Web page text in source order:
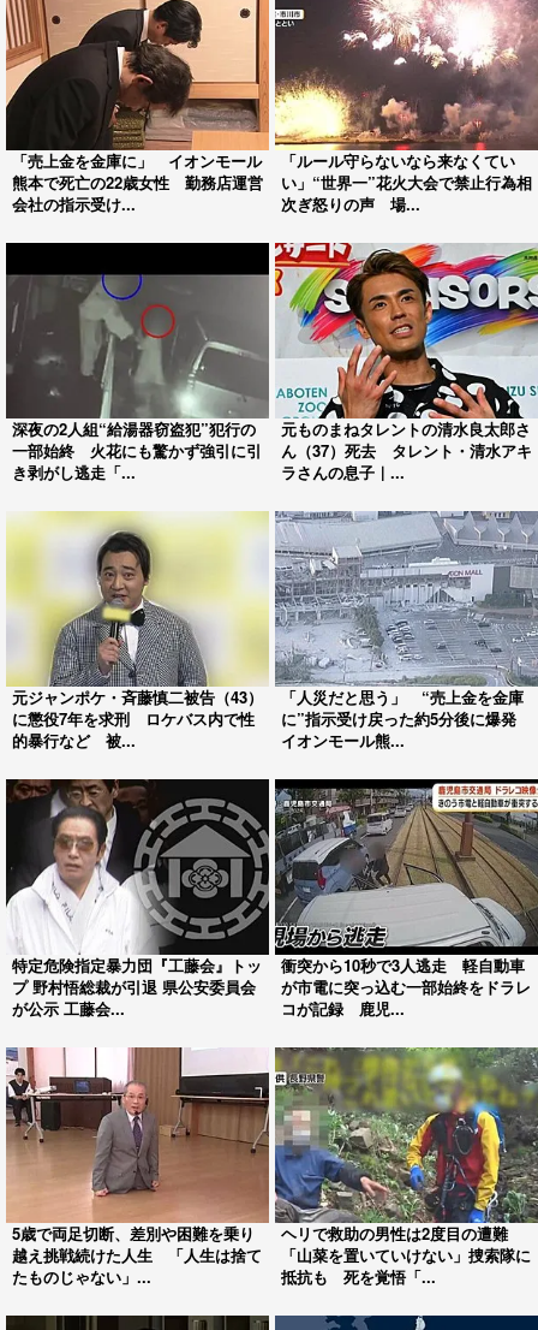
「売上金を金庫に」 イオンモール
熊本で死亡の22歳女性 勤務店運営
会社の指示受け...
「ルール守らないなら来なくてい
い」“世界一”花火大会で禁止行為相
次ぎ怒りの声 場...
深夜の2人組“給湯器窃盗犯”犯行の
一部始終 火花にも驚かず強引に引
き剥がし逃走「...
元ものまねタレントの清水良太郎さ
ん（37）死去 タレント・清水アキ
ラさんの息子｜...
元ジャンポケ・斉藤慎二被告（43）
に懲役7年を求刑 ロケバス内で性
的暴行など 被...
「人災だと思う」 “売上金を金庫
に”指示受け戻った約5分後に爆発
イオンモール熊...
特定危険指定暴力団『工藤会』トッ
プ 野村悟総裁が引退 県公安委員会
が公示 工藤会...
衝突から10秒で3人逃走 軽自動車
が市電に突っ込む一部始終をドラレ
コが記録 鹿児...
5歳で両足切断、差別や困難を乗り
越え挑戦続けた人生 「人生は捨て
たものじゃない」...
ヘリで救助の男性は2度目の遭難
「山菜を置いていけない」捜索隊に
抵抗も 死を覚悟「...